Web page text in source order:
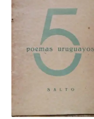
regalos varios (19)
Textos (ver sub cats)
TEXTOS EN INGLES (39)
TEXTOS INGLES (49)
Varios (749)